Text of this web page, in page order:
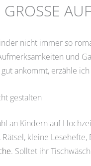
GROSSE
nicht immer so
und
ankommt, erzähle
gestalten
an Kindern auf
kleine
. Solltet ihr